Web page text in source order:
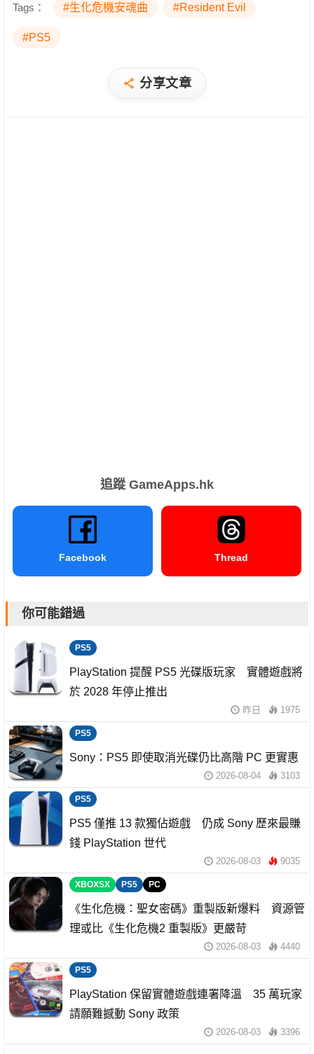
Tags： #生化危機安魂曲 #Resident Evil
#PS5
分享文章
追蹤 GameApps.hk
Facebook Thread
你可能錯過
PS5
PlayStation 提醒 PS5 光碟版玩家 實體遊戲將
於 2028 年停止推出
昨日 1975
PS5
Sony：PS5 即使取消光碟仍比高階 PC 更實惠
2026-08-04 3103
PS5
PS5 僅推 13 款獨佔遊戲 仍成 Sony 歷來最賺
錢 PlayStation 世代
2026-08-03 9035
XBOXSX PS5 PC
《生化危機：聖女密碼》重製版新爆料 資源管
理或比《生化危機2 重製版》更嚴苛
2026-08-03 4440
PS5
PlayStation 保留實體遊戲連署降溫 35 萬玩家
請願難撼動 Sony 政策
2026-08-03 3396